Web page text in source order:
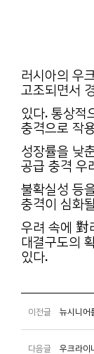
러시아의 우
고조되면서
있다. 통상적
충격으로 작
성장률을 낮
공급 충격 우
불확실성 등
충격이 심화
우려 속에 對
대결구도의
있다.
이전글 뉴시니어
다음글 우크라이